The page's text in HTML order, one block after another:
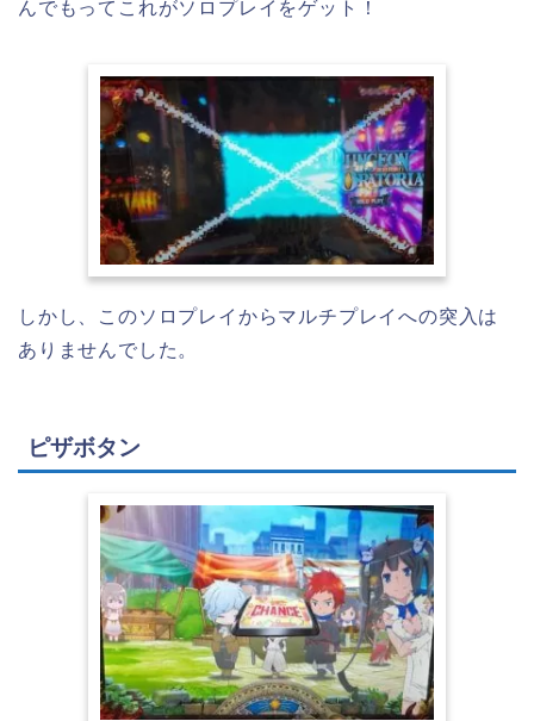
んでもってこれがソロプレイをゲット！
しかし、このソロプレイからマルチプレイへの突入は
ありませんでした。
ピザボタン